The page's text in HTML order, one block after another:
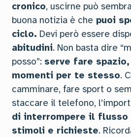
cronico, uscirne può
buona notizia è che puoi
ciclo. Devi però essere
abitudini. Non basta dire
posso”: serve fare
momenti per te stesso.
camminare, fare sport o
staccare il telefono,
di interrompere il flusso
stimoli e richieste.